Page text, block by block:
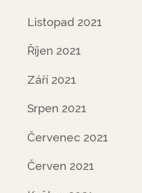
Listopad 2021
Říjen 2021
Září 2021
Srpen 2021
Červenec 2021
Červen 2021